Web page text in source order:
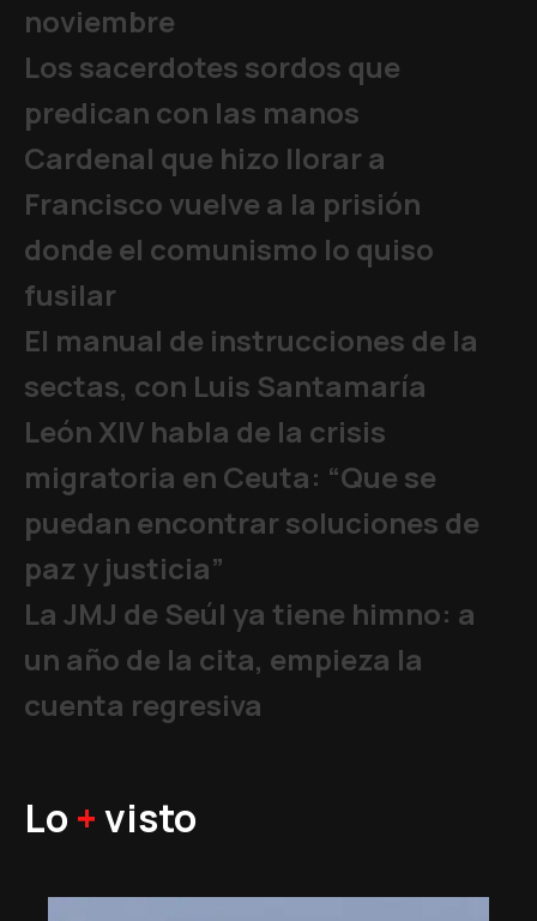
noviembre
Los sacerdotes sordos que
predican con las manos
Cardenal que hizo llorar a
Francisco vuelve a la prisión
donde el comunismo lo quiso
fusilar
El manual de instrucciones de la
sectas, con Luis Santamaría
León XIV habla de la crisis
migratoria en Ceuta: “Que se
puedan encontrar soluciones de
paz y justicia”
La JMJ de Seúl ya tiene himno: a
un año de la cita, empieza la
cuenta regresiva
Lo +visto